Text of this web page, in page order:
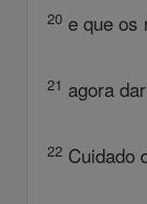
20 e que os
21 agora
22 Cuidado